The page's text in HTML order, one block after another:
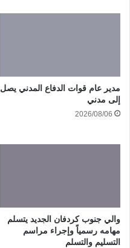
مدير عام قوات الدفاع المدني يصل
إلى مدني
2026/08/06
والي جنوب كردفان الجديد يتسلم
مهامه رسمياً وإجراء مراسم
التسليم والتسلم